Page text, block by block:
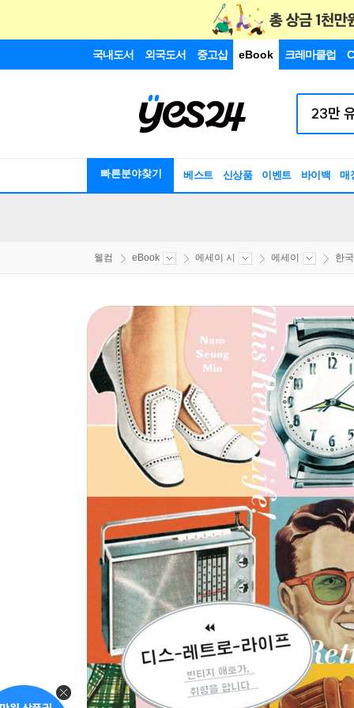
국내도서 외국도서 중고샵 eBook 크레마클럽
빠른분야찾기 베스트 신상품 이벤트 바이백 매
웰컴 eBook 에세이 시 에세이 한